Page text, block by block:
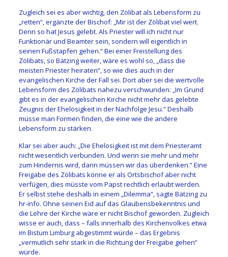
Zugleich sei es aber wichtig, den Zölibat als Lebensform zu
„retten“, ergänzte der Bischof: „Mir ist der Zölibat viel wert.
Denn so hat Jesus gelebt. Als Priester will ich nicht nur
Funktionär und Beamter sein, sondern will eigentlich in
seinen Fußstapfen gehen.“ Bei einer Freistellung des
Zölibats, so Bätzing weiter, wäre es wohl so, „dass die
meisten Priester heiraten“, so wie dies auch in der
evangelischen Kirche der Fall sei. Dort aber sei die wertvolle
Lebensform des Zölibats nahezu verschwunden: „Im Grund
gibt es in der evangelischen Kirche nicht mehr das gelebte
Zeugnis der Ehelosigkeit in der Nachfolge Jesu.“ Deshalb
müsse man Formen finden, die eine wie die andere
Lebensform zu stärken.
Klar sei aber auch: „Die Ehelosigkeit ist mit dem Priesteramt
nicht wesentlich verbunden. Und wenn sie mehr und mehr
zum Hindernis wird, dann müssen wir das überdenken.“ Eine
Freigabe des Zölibats könne er als Ortsbischof aber nicht
verfügen, dies müsste vom Papst rechtlich erlaubt werden.
Er selbst stehe deshalb in einem „Dilemma“, sagte Bätzing zu
hr-info. Ohne seinen Eid auf das Glaubensbekenntnis und
die Lehre der Kirche wäre er nicht Bischof geworden. Zugleich
wisse er auch, dass – falls innerhalb des Kirchenvolkes etwa
im Bistum Limburg abgestimmt würde – das Ergebnis
„vermutlich sehr stark in die Richtung der Freigabe gehen“
würde.